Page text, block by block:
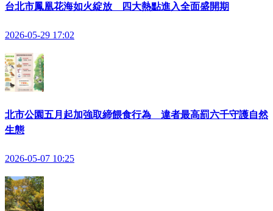
台北市鳳凰花海如火綻放 四大熱點進入全面盛開期
2026-05-29 17:02
北市公園五月起加強取締餵食行為 違者最高罰六千守護自然
生態
2026-05-07 10:25